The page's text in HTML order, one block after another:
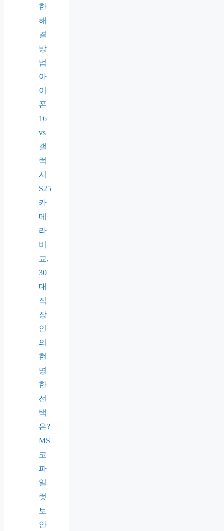
한
해
결
방
법
아
이
폰
16
vs
갤
럭
시
S25
카
메
라
비
교,
30
대
직
장
인
의
현
명
한
선
택
은?
MS
코
파
일
럿
보
안